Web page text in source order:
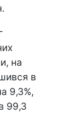
на
в
9,3%,
99,3